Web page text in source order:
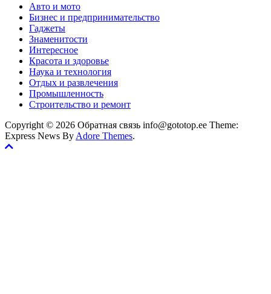
Авто и мото
Бизнес и предпринимательство
Гаджеты
Знаменитости
Интересное
Красота и здоровье
Наука и технология
Отдых и развлечения
Промышленность
Строительство и ремонт
Copyright © 2026 Обратная связь info@gototop.ee Theme:
Express News By Adore Themes.